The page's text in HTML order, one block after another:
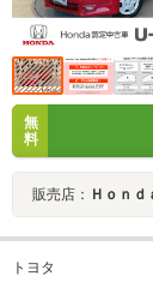
無
料
販売店： Ｈｏｎｄ
トヨタ